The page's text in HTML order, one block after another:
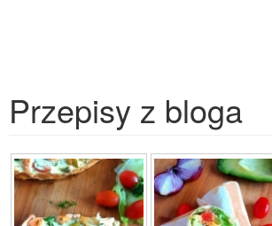
Przepisy z bloga